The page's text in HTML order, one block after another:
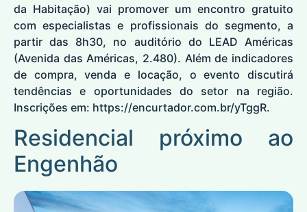
da Habitação) vai promover um encontro gratuito
com especialistas e profissionais do segmento, a
partir das 8h30, no auditório do LEAD Américas
(Avenida das Américas, 2.480). Além de indicadores
de compra, venda e locação, o evento discutirá
tendências e oportunidades do setor na região.
Inscrições em: https://encurtador.com.br/yTggR.
Residencial próximo ao
Engenhão